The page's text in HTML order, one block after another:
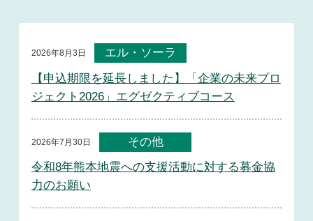
2026年8月3日
エル・ソーラ
【申込期限を延長しました】「企業の未来プロ
ジェクト2026」エグゼクティブコース
2026年7月30日
その他
令和8年熊本地震への支援活動に対する募金協
力のお願い